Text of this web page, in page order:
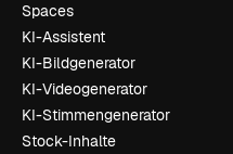
Spaces
KI-Assistent
KI-Bildgenerator
KI-Videogenerator
KI-Stimmengenerator
Stock-Inhalte